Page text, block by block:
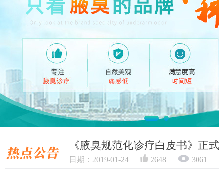
《腋臭规范化诊疗白皮书》正
日期：2019-01-24 2648 3061